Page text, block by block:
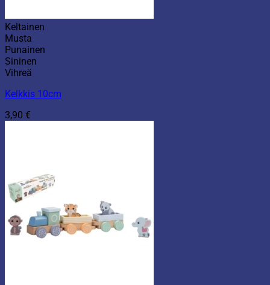
Keltainen
Musta
Punainen
Sininen
Vihreä
Kelkkis 10cm
3,90 €